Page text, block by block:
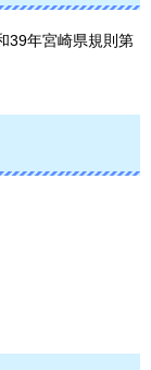
39年宮崎県規則第